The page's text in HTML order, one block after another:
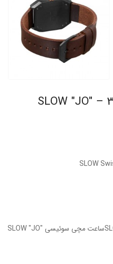
ساعت مچی سوئیسی SLOW "JO" – 30ساعت مچی سوئیسی SLOW "JO"